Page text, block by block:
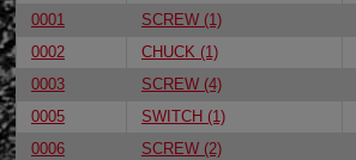
0001 SCREW (1)
0002
CHUCK (1)
0003
SCREW (4)
0005
SWITCH (1)
0006
SCREW (2)